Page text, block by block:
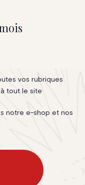
vos rubriques
tout le site
notre e-shop et nos